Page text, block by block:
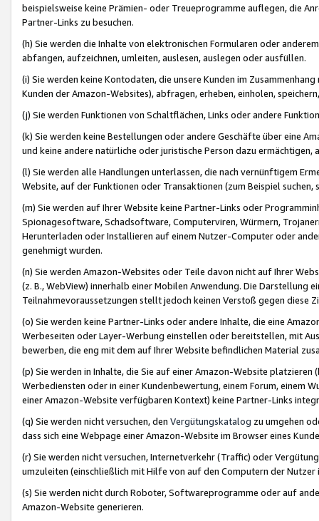
beispielsweise keine Prämien- oder Treueprogramme auflegen, die
Partner-Links zu besuchen.
(h) Sie werden die Inhalte von elektronischen Formularen oder
abfangen, aufzeichnen, umleiten, auslesen, auslegen oder ausfüllen.
(i) Sie werden keine Kontodaten, die unsere Kunden im
Kunden der Amazon-Websites), abfragen, erheben, einholen,
(j) Sie werden Funktionen von Schaltflächen, Links oder andere
(k) Sie werden keine Bestellungen oder andere Geschäfte über eine
und keine andere natürliche oder juristische Person dazu
(l) Sie werden alle Handlungen unterlassen, die nach vernünftigem
Website, auf der Funktionen oder Transaktionen (zum Beispiel
(m) Sie werden auf Ihrer Website keine Partner-Links oder
Spionagesoftware, Schadsoftware, Computerviren, Würmern,
Herunterladen oder Installieren auf einem Nutzer-Computer oder
genehmigt wurden.
(n) Sie werden Amazon-Websites oder Teile davon nicht auf Ihrer
(z. B., WebView) innerhalb einer Mobilen Anwendung. Die Darstellung
Teilnahmevoraussetzungen stellt jedoch keinen Verstoß gegen diese
(o) Sie werden keine Partner-Links oder andere Inhalte, die eine
Werbeseiten oder Layer-Werbung einstellen oder bereitstellen, mit
bewerben, die eng mit dem auf Ihrer Website befindlichen Material
(p) Sie werden in Inhalte, die Sie auf einer Amazon-Website
Werbediensten oder in einer Kundenbewertung, einem Forum, einem
einer Amazon-Website verfügbaren Kontext) keine Partner-Links
(q) Sie werden nicht versuchen, den Vergütungskatalog zu umgehen
dass sich eine Webpage einer Amazon-Website im Browser eines
(r) Sie werden nicht versuchen, Internetverkehr (Traffic) oder
umzuleiten (einschließlich mit Hilfe von auf den Computern der
(s) Sie werden nicht durch Roboter, Softwareprogramme oder auf
Amazon-Website generieren.